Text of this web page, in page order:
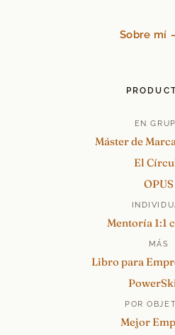
Sobre mí
EN
Máster de
El
OPUS
Mentoría 1:1
MÁS
Libro para
POR
Mejor